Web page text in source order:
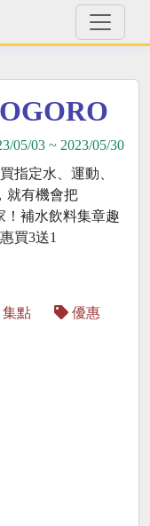
05/03 ~ 2023/05/30
指定水、運動、
就有機會把
！補水飲料集章趣
買3送1
集點 優惠